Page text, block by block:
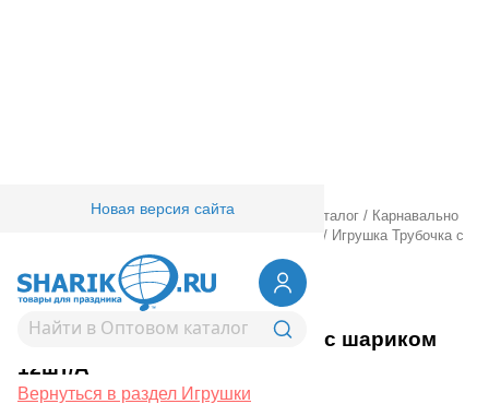
Новая версия сайта
Товары для праздника/ Оптовый каталог / Карнавально
/ Игрушка Трубочка с
1507-0771Игрушка Трубочка с шариком
12шт/A
Вернуться в раздел Игрушки